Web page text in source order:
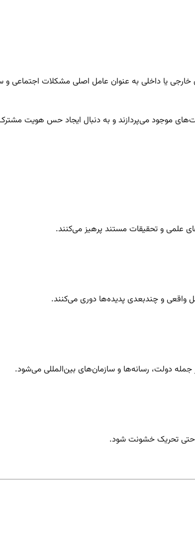
یا داخلی به عنوان عامل اصلی مشکلات اجتماعی
موجود می‌پردازند و به دنبال ایجاد حس هویت
علمی و تحقیقات مستند پرهیز می‌کنند.
واقعی و چندبعدی پدیده‌ها دوری می‌کنند.
دولت، رسانه‌ها و سازمان‌های بین‌المللی می‌شود.
حتی تحریک خشونت شود.